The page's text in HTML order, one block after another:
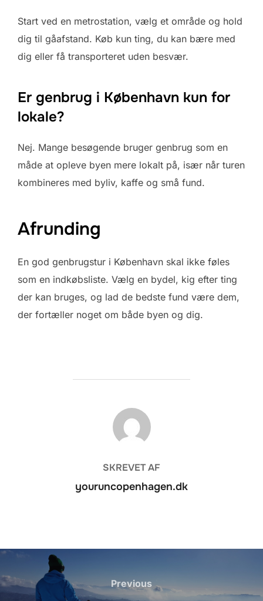
Start ved en metrostation, vælg et område og hold
dig til gåafstand. Køb kun ting, du kan bære med
dig eller få transporteret uden besvær.
Er genbrug i København kun for
lokale?
Nej. Mange besøgende bruger genbrug som en
måde at opleve byen mere lokalt på, især når turen
kombineres med byliv, kaffe og små fund.
Afrunding
En god genbrugstur i København skal ikke føles
som en indkøbsliste. Vælg en bydel, kig efter ting
der kan bruges, og lad de bedste fund være dem,
der fortæller noget om både byen og dig.
FORFATTER
SKREVET AF
youruncopenhagen.dk
Indlægsnavigation
Previous
Previous